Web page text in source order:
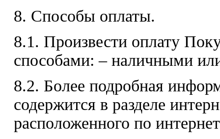
8. Способы оплаты.
8.1. Произвести оплату
способами: – наличными
8.2. Более подробная
содержится в разделе
расположенного по